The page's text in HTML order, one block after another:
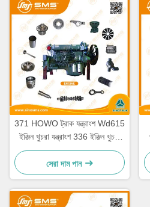
371 HOWO ট্রাক যন্ত্রাংশ Wd615
ইঞ্জিন খুচরা যন্ত্রাংশ 336 ইঞ্জিন খুচরা
যন্ত্রাংশ
সেরা দাম পান